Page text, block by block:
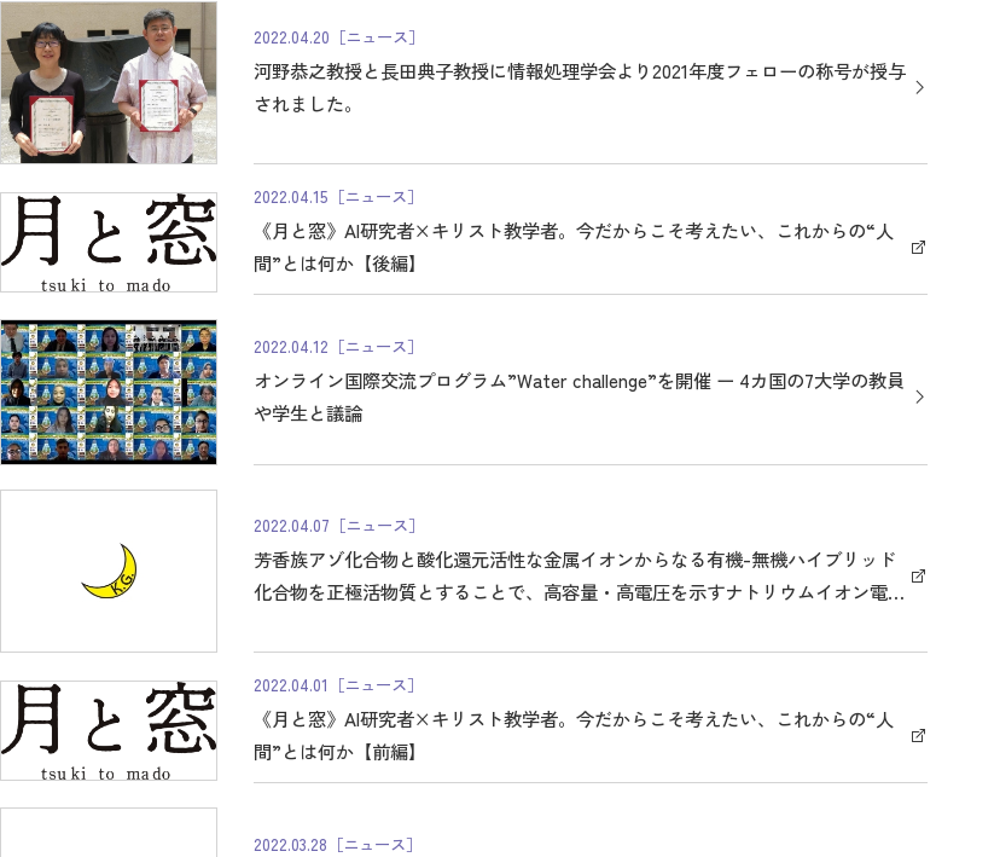
2022.04.20 ［ニュース］
河野恭之教授と長田典子教授に情報処理学会より2021年度フェローの称号が授与
されました。
2022.04.15 ［ニュース］
《月と窓》AI研究者×キリスト教学者。今だからこそ考えたい、これからの“人
間”とは何か【後編】
2022.04.12 ［ニュース］
オンライン国際交流プログラム”Water challenge”を開催 ー 4カ国の7大学の教員
や学生と議論
2022.04.07 ［ニュース］
芳香族アゾ化合物と酸化還元活性な金属イオンからなる有機-無機ハイブリッド
化合物を正極活物質とすることで、高容量・高電圧を示すナトリウムイオン電池
2022.04.01 ［ニュース］
《月と窓》AI研究者×キリスト教学者。今だからこそ考えたい、これからの“人
間”とは何か【前編】
2022.03.28 ［ニュース］